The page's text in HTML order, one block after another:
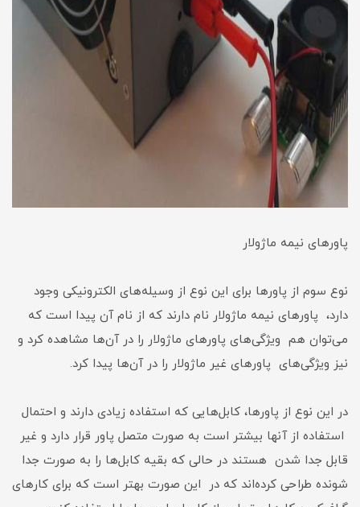
پاورهای نیمه ماژولار
نوع سوم از پاور‌ها برای این نوع از وسیله‌های الکترونیکی وجود
دارد، پاورهای نیمه ماژولار نام دارند که از نام آن پیدا است که
می‌توان هم ویژگی‌های پاور‌های ماژولار را در آن‌ها مشاهده کرد و
نیز ویژگی‌های پاورهای غیر ماژولار را در آن‌ها پیدا کرد.
در این نوع از پاور‌ها، کابل‌هایی که استفاده زیادی دارند و احتمال
استفاده از آنها بیشتر است به صورت متصل پاور قرار دارد و غیر
قابل جدا شدن هستند در حالی که بقیه کابل‌ها را به صورت جدا
شونده طراحی کرده‌اند که در این صورت بهتر است که برای کارهای